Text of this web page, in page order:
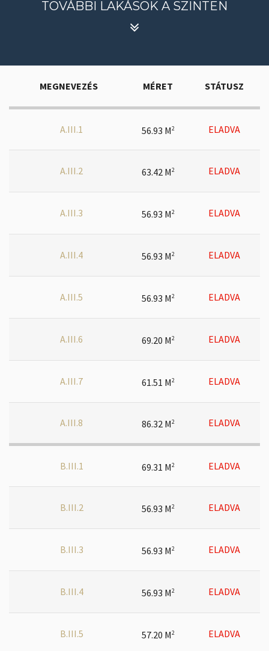
TOVÁBBI LAKÁSOK A SZINTEN
MEGNEVEZÉS MÉRET STÁTUSZ
A.III.1 56.93 M2 ELADVA
A.III.2 63.42 M2 ELADVA
A.III.3 56.93 M2 ELADVA
A.III.4 56.93 M2 ELADVA
A.III.5 56.93 M2 ELADVA
A.III.6 69.20 M2 ELADVA
A.III.7 61.51 M2 ELADVA
A.III.8 86.32 M2 ELADVA
B.III.1 69.31 M2 ELADVA
B.III.2 56.93 M2 ELADVA
B.III.3 56.93 M2 ELADVA
B.III.4 56.93 M2 ELADVA
B.III.5 57.20 M2 ELADVA